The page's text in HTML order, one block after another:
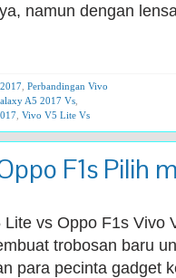
namun dengan
, Perbandingan Vivo
A5 2017 Vs,
, Vivo V5 Lite Vs
F1s Pilih
Lite vs Oppo F1s Vivo
trobosan baru
para pecinta gadget